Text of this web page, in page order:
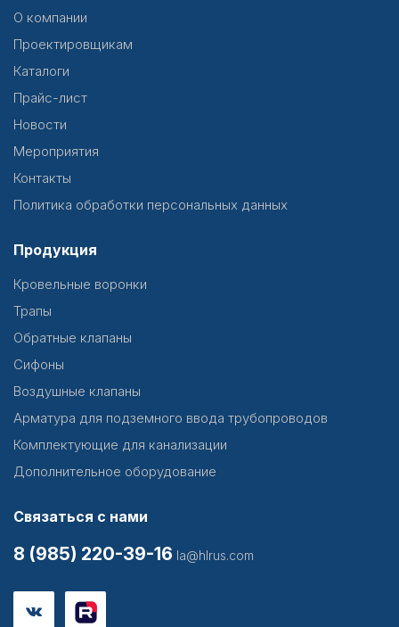
О компании
Проектировщикам
Каталоги
Прайс-лист
Новости
Мероприятия
Контакты
Политика обработки персональных данных
Продукция
Кровельные воронки
Трапы
Обратные клапаны
Сифоны
Воздушные клапаны
Арматура для подземного ввода трубопроводов
Комплектующие для канализации
Дополнительное оборудование
Связаться с нами
8 (985) 220-39-16 la@hlrus.com